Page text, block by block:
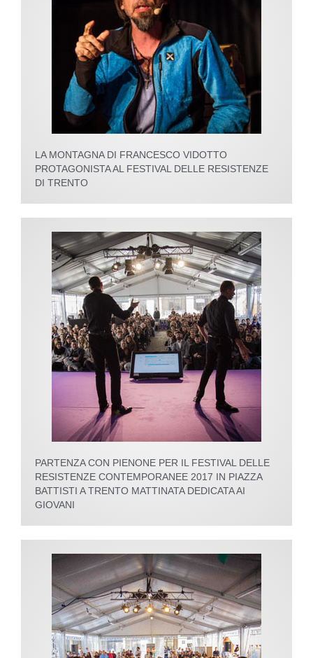
LA MONTAGNA DI FRANCESCO VIDOTTO
PROTAGONISTA AL FESTIVAL DELLE RESISTENZE
DI TRENTO
PARTENZA CON PIENONE PER IL FESTIVAL DELLE
RESISTENZE CONTEMPORANEE 2017 IN PIAZZA
BATTISTI A TRENTO MATTINATA DEDICATA AI
GIOVANI